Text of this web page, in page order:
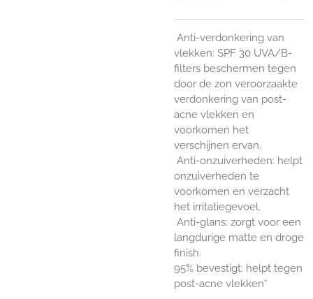
Anti-verdonkering van
vlekken: SPF 30 UVA/B-
filters beschermen tegen
door de zon veroorzaakte
verdonkering van post-
acne vlekken en
voorkomen het
verschijnen ervan.
Anti-onzuiverheden: helpt
onzuiverheden te
voorkomen en verzacht
het irritatiegevoel.
Anti-glans: zorgt voor een
langdurige matte en droge
finish.
95% bevestigt: helpt tegen
post-acne vlekken*